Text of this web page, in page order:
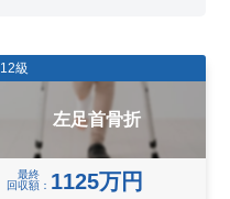
12級
左足首骨折
最終
回収額
1125万円